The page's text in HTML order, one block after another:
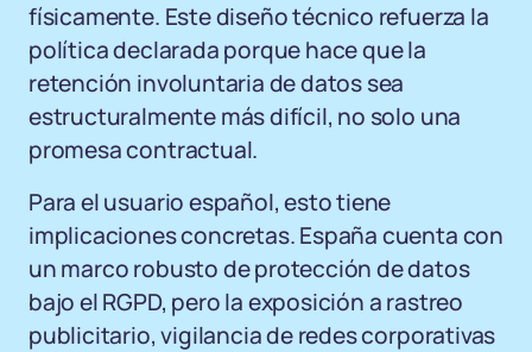
físicamente. Este diseño técnico refuerza la
política declarada porque hace que la
retención involuntaria de datos sea
estructuralmente más difícil, no solo una
promesa contractual.
Para el usuario español, esto tiene
implicaciones concretas. España cuenta con
un marco robusto de protección de datos
bajo el RGPD, pero la exposición a rastreo
publicitario, vigilancia de redes corporativas